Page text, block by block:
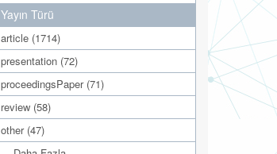
Yayın Türü
article (1714)
presentation (72)
proceedingsPaper (71)
review (58)
other (47)